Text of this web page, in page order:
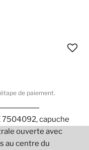
de paiement.
7504092, capuche
ouverte avec
au centre du